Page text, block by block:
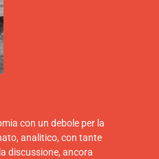
con un debole per la
analitico, con tante
discussione, ancora